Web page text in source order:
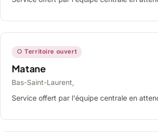
○ Territoire ouvert
Matane
Bas-Saint-Laurent,
Service offert par l'équipe centrale en